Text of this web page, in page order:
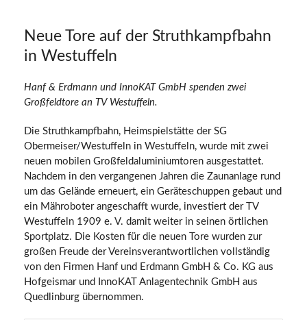
Neue Tore auf der Struthkampfbahn
in Westuffeln
Hanf & Erdmann und InnoKAT GmbH spenden zwei
Großfeldtore an TV Westuffeln.
Die Struthkampfbahn, Heimspielstätte der SG
Obermeiser/Westuffeln in Westuffeln, wurde mit zwei
neuen mobilen Großfeldaluminiumtoren ausgestattet.
Nachdem in den vergangenen Jahren die Zaunanlage rund
um das Gelände erneuert, ein Geräteschuppen gebaut und
ein Mähroboter angeschafft wurde, investiert der TV
Westuffeln 1909 e. V. damit weiter in seinen örtlichen
Sportplatz. Die Kosten für die neuen Tore wurden zur
großen Freude der Vereinsverantwortlichen vollständig
von den Firmen Hanf und Erdmann GmbH & Co. KG aus
Hofgeismar und InnoKAT Anlagentechnik GmbH aus
Quedlinburg übernommen.